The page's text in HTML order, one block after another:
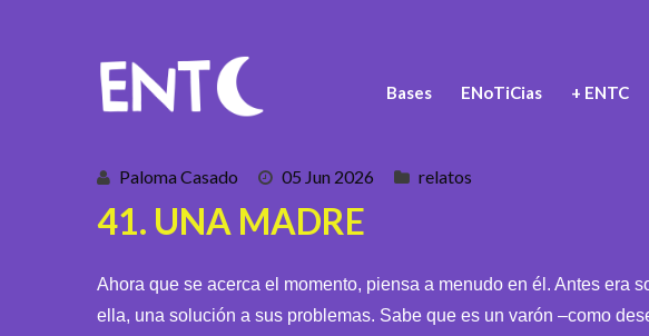
Bases ENoTiCias + ENTC
Paloma Casado 05 Jun 2026 relatos
41. UNA MADRE
Ahora que se acerca el momento, piensa a menudo en él. Antes era
ella, una solución a sus problemas. Sabe que es un varón –como